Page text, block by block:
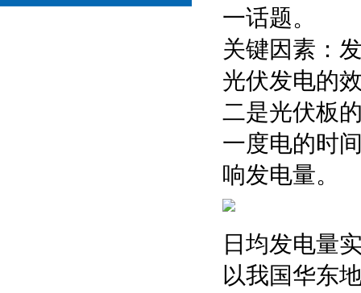
一话题。
关键因素：
光伏发电的
二是光伏板
一度电的时
响发电量。
日均发电量
以我国华东